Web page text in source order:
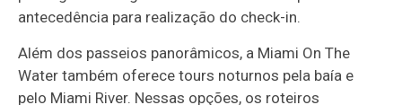
antecedência para realização do check-in.
Além dos passeios panorâmicos, a Miami On The
Water também oferece tours noturnos pela baía e
pelo Miami River. Nessas opções, os roteiros